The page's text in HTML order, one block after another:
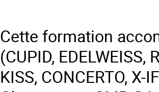
Cette formation
(CUPID,
KISS, CONCERTO,